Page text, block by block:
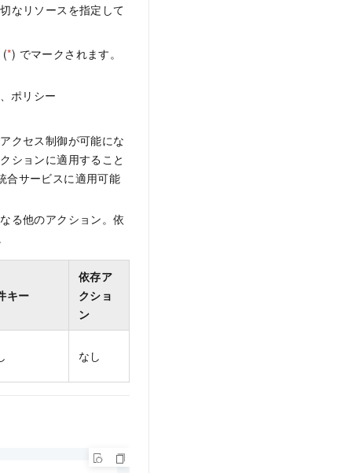
なリソースを指定して
(*) でマークされます。
ポリシー
クセス制御が可能にな
ションに適用すること
合サービスに適用可能
る他のアクション。依
キー
依存ア
クショ
ン
なし